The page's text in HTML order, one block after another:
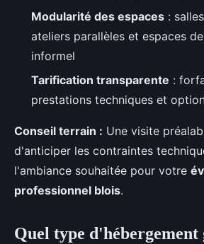
Modularité des espaces :
ateliers parallèles et espaces
informel
Tarification transparente :
prestations techniques et
Conseil terrain : Une visite
d'anticiper les contraintes
l'ambiance souhaitée pour votre
professionnel blois.
Quel type d'hébergement